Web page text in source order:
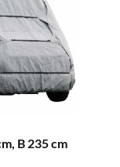
B 235 cm